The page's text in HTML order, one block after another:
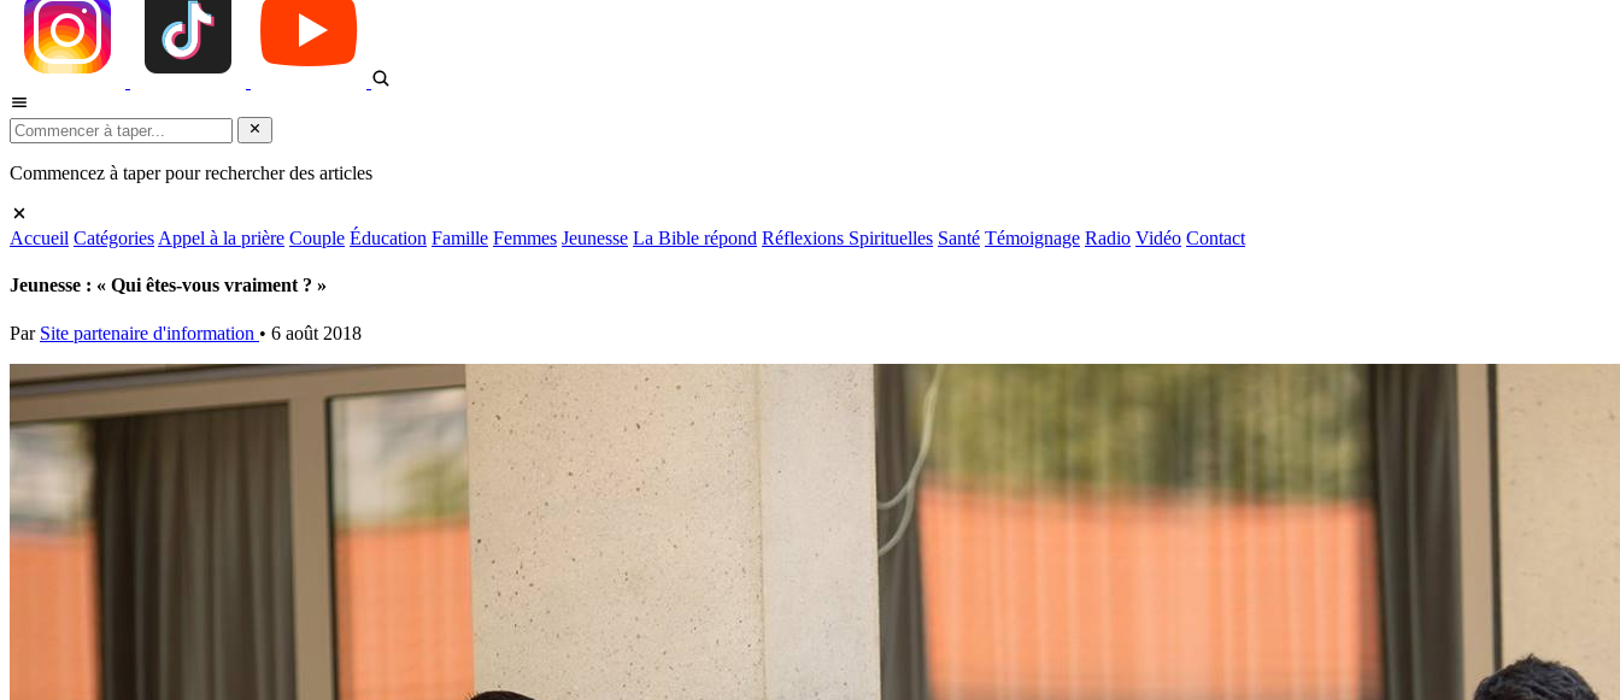
Commencez à taper pour rechercher des articles
Accueil Catégories Appel à la prière Couple Éducation Famille Femmes Jeunesse La Bible répond Réflexions Spirituelles Santé Témoignage Radio Vidéo Contact
Jeunesse : « Qui êtes-vous vraiment ? »
Par Site partenaire d'information • 6 août 2018